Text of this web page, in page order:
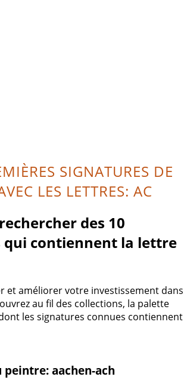
SIGNATURES DE
LES LETTRES: AC
des 10
qui contiennent la lettre
et améliorer votre investissement dans
au fil des collections, la palette
les signatures connues contiennent
peintre: aachen-ach